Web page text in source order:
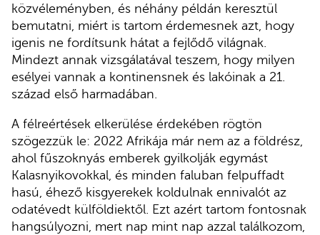
közvéleményben, és néhány példán keresztül
bemutatni, miért is tartom érdemesnek azt, hogy
igenis ne fordítsunk hátat a fejlődő világnak.
Mindezt annak vizsgálatával teszem, hogy milyen
esélyei vannak a kontinensnek és lakóinak a 21.
század első harmadában.
A félreértések elkerülése érdekében rögtön
szögezzük le: 2022 Afrikája már nem az a földrész,
ahol fűszoknyás emberek gyilkolják egymást
Kalasnyikovokkal, és minden faluban felpuffadt
hasú, éhező kisgyerekek koldulnak ennivalót az
odatévedt külföldiektől. Ezt azért tartom fontosnak
hangsúlyozni, mert nap mint nap azzal találkozom,